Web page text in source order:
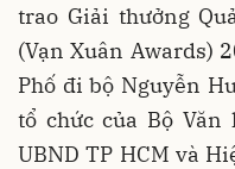
trao Giải thưởng
(Vạn Xuân Awards)
Phố đi bộ Nguyễn
tổ chức của Bộ
UBND TP HCM và